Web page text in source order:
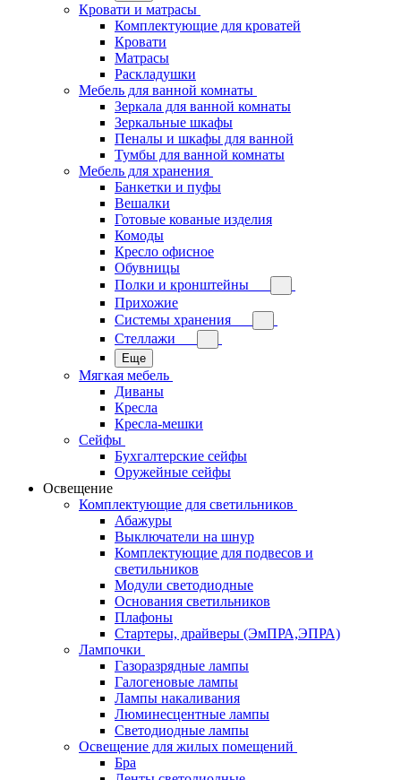
Кровати и матрасы
Комплектующие для кроватей
Кровати
Матрасы
Раскладушки
Мебель для ванной комнаты
Зеркала для ванной комнаты
Зеркальные шкафы
Пеналы и шкафы для ванной
Тумбы для ванной комнаты
Мебель для хранения
Банкетки и пуфы
Вешалки
Готовые кованые изделия
Комоды
Кресло офисное
Обувницы
Полки и кронштейны
Прихожие
Системы хранения
Стеллажи
Еще
Мягкая мебель
Диваны
Кресла
Кресла-мешки
Сейфы
Бухгалтерские сейфы
Оружейные сейфы
Освещение
Комплектующие для светильников
Абажуры
Выключатели на шнур
Комплектующие для подвесов и
светильников
Модули светодиодные
Основания светильников
Плафоны
Стартеры, драйверы (ЭмПРА,ЭПРА)
Лампочки
Газоразрядные лампы
Галогеновые лампы
Лампы накаливания
Люминесцентные лампы
Светодиодные лампы
Освещение для жилых помещений
Бра